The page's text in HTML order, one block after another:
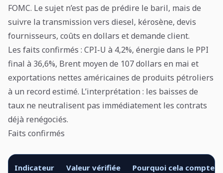
FOMC. Le sujet n’est pas de prédire le baril, mais de
suivre la transmission vers diesel, kérosène, devis
fournisseurs, coûts en dollars et demande client.
Les faits confirmés : CPI-U à 4,2%, énergie dans le PPI
final à 36,6%, Brent moyen de 107 dollars en mai et
exportations nettes américaines de produits pétroliers
à un record estimé. L’interprétation : les baisses de
taux ne neutralisent pas immédiatement les contrats
déjà renégociés.
Faits confirmés
Indicateur Valeur vérifiée Pourquoi cela compte